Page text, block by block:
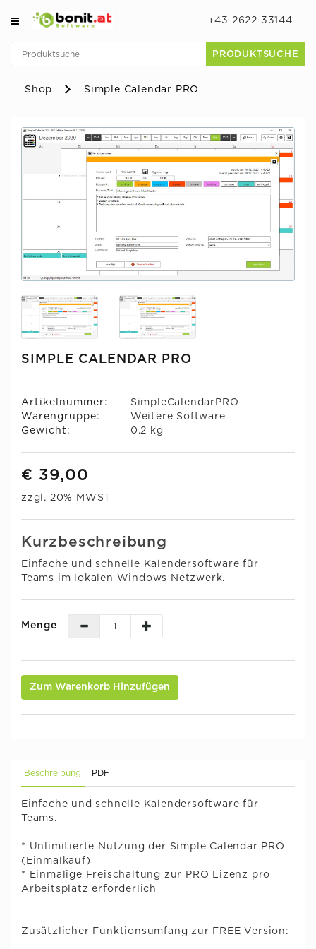
+43 2622 33144
PRODUKTSUCHE
Shop Simple Calendar PRO
SIMPLE CALENDAR PRO
Artikelnummer:
SimpleCalendarPRO
Warengruppe:
Weitere Software
Gewicht:
0.2 kg
€ 39,00
zzgl. 20% MWST
Kurzbeschreibung
Einfache und schnelle Kalendersoftware für
Teams im lokalen Windows Netzwerk.
Menge
Zum Warenkorb Hinzufügen
Beschreibung PDF
Einfache und schnelle Kalendersoftware für
Teams.
* Unlimitierte Nutzung der Simple Calendar PRO
(Einmalkauf)
* Einmalige Freischaltung zur PRO Lizenz pro
Arbeitsplatz erforderlich
Zusätzlicher Funktionsumfang zur FREE Version: